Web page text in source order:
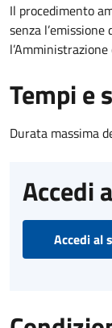
Il procedimento
senza
Tempi e
Durata massima
Accedi
Accedi al